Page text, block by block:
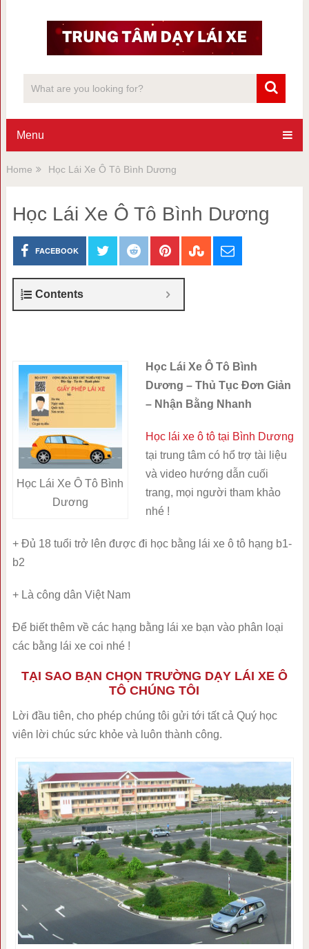
Menu
Home Học Lái Xe Ô Tô Bình Dương
Học Lái Xe Ô Tô Bình Dương
FACEBOOK
Contents
Học Lái Xe Ô Tô Bình
Dương
Học Lái Xe Ô Tô Bình
Dương – Thủ Tục Đơn Giản
– Nhận Bằng Nhanh
Học lái xe ô tô tại Bình Dương
tại trung tâm có hổ trợ tài liệu
và video hướng dẫn cuối
trang, mọi người tham khảo
nhé !
+ Đủ 18 tuổi trở lên được đi học bằng lái xe ô tô hạng b1-
b2
+ Là công dân Việt Nam
Để biết thêm về các hạng bằng lái xe bạn vào phân loại
các bằng lái xe coi nhé !
TẠI SAO BẠN CHỌN TRƯỜNG DẠY LÁI XE Ô
TÔ CHÚNG TÔI
Lời đầu tiên, cho phép chúng tôi gửi tới tất cả Quý học
viên lời chúc sức khỏe và luôn thành công.